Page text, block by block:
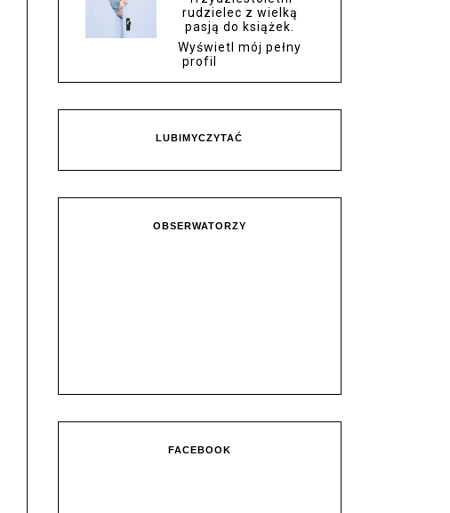
rudzielec z wielką
pasją do książek.
Wyświetl mój pełny
profil
LUBIMYCZYTAĆ
OBSERWATORZY
FACEBOOK